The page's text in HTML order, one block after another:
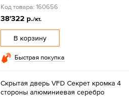
Код товара: 160656
38'322 р./кт.
В корзину
Быстрая покупка
Скрытая дверь VFD Секрет кромка 4
стороны алюминиевая серебро